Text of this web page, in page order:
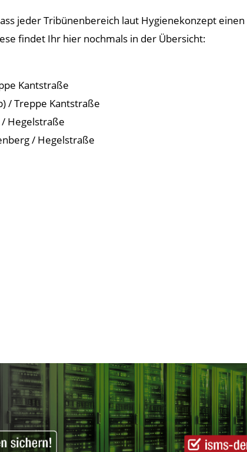
jeder Tribünenbereich laut Hygienekonzept
findet Ihr hier nochmals in der Übersicht:
Kantstraße
/ Treppe Kantstraße
Hegelstraße
/ Hegelstraße